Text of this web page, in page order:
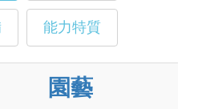
能力特質
園藝